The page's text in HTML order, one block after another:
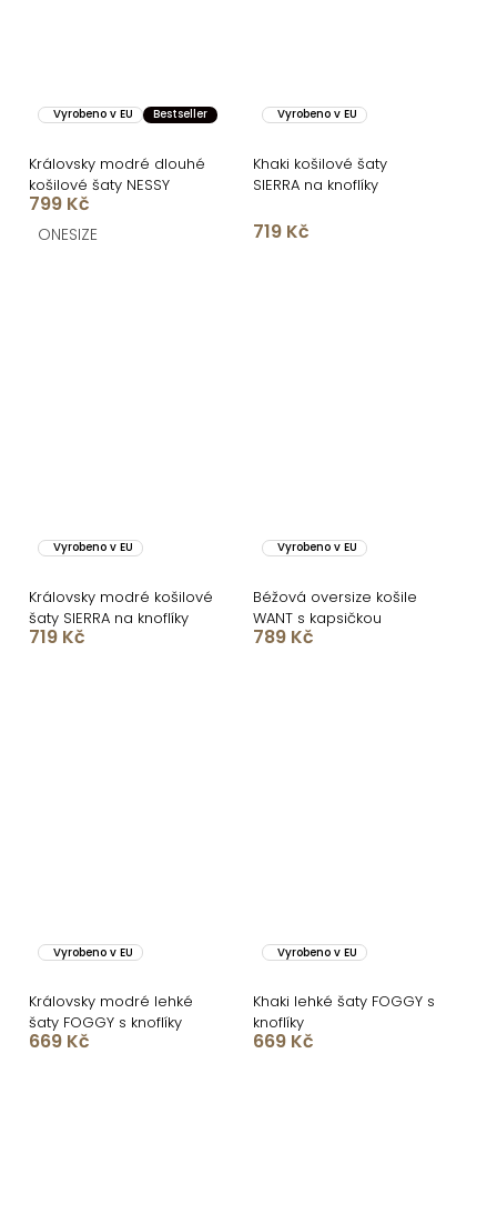
Vyrobeno v EU Bestseller
Královsky modré dlouhé
košilové šaty NESSY
799 Kč
ONESIZE
Vyrobeno v EU
Khaki košilové šaty
SIERRA na knoflíky
719 Kč
Vyrobeno v EU
Královsky modré košilové
šaty SIERRA na knoflíky
719 Kč
Vyrobeno v EU
Béžová oversize košile
WANT s kapsičkou
789 Kč
Vyrobeno v EU
Královsky modré lehké
šaty FOGGY s knoflíky
669 Kč
Vyrobeno v EU
Khaki lehké šaty FOGGY s
knoflíky
669 Kč